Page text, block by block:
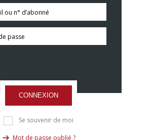
CONNEXION
Se souvenir de moi
Mot de passe oublié ?